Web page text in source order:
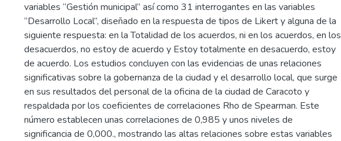
variables “Gestión municipal” así como 31 interrogantes en las variables
“Desarrollo Local”, diseñado en la respuesta de tipos de Likert y alguna de la
siguiente respuesta: en la Totalidad de los acuerdos, ni en los acuerdos, en los
desacuerdos, no estoy de acuerdo y Estoy totalmente en desacuerdo, estoy
de acuerdo. Los estudios concluyen con las evidencias de unas relaciones
significativas sobre la gobernanza de la ciudad y el desarrollo local, que surge
en sus resultados del personal de la oficina de la ciudad de Caracoto y
respaldada por los coeficientes de correlaciones Rho de Spearman. Este
número establecen unas correlaciones de 0,985 y unos niveles de
significancia de 0,000., mostrando las altas relaciones sobre estas variables